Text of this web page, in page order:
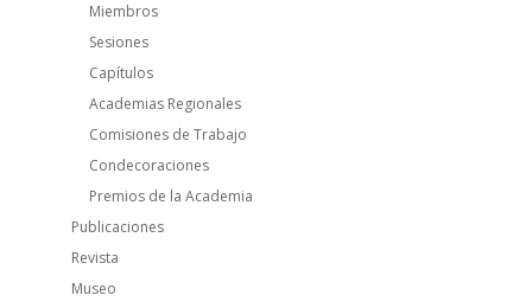
Miembros
Sesiones
Capítulos
Academias Regionales
Comisiones de Trabajo
Condecoraciones
Premios de la Academia
Publicaciones
Revista
Museo